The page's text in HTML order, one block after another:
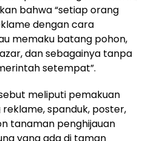
bahwa “setiap orang
dengan cara
memaku batang pohon,
dan sebagainya tanpa
setempat”.
meliputi pemakuan
spanduk, poster,
tanaman penghijauan
yang ada di taman